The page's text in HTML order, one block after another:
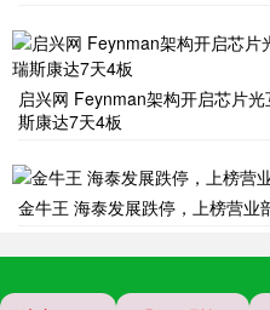
启兴网 Feynman架构开启芯片
斯康达7天4板
金牛王 海泰发展跌停，上榜营业